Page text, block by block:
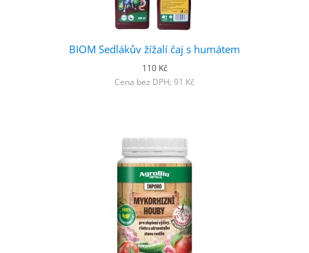
BIOM Sedlákův žížalí čaj s humátem
110 Kč
Cena bez DPH: 91 Kč